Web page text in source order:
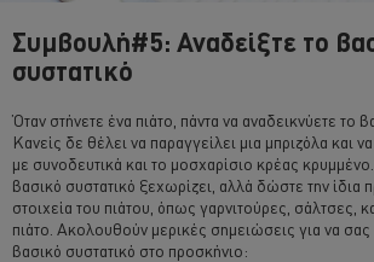
Συμβουλή#5: Αναδείξτε το
συστατικό
Όταν στήνετε ένα πιάτο, πάντα να αναδεικνύετε το
Κανείς δε θέλει να παραγγείλει μια μπριζόλα και
με συνοδευτικά και το μοσχαρίσιο κρέας
βασικό συστατικό ξεχωρίζει, αλλά δώστε την ίδια
στοιχεία του πιάτου, όπως γαρνιτούρες, σάλτσες,
πιάτο. Ακολουθούν μερικές σημειώσεις για να
βασικό συστατικό στο προσκήνιο: